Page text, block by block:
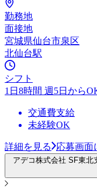
勤務地
面接地
宮城県仙台市泉区
北仙台駅
シフト
1日8時間 週5日から
交通費支給
未経験OK
詳細を見る 応募画面
アデコ株式会社 SF東北